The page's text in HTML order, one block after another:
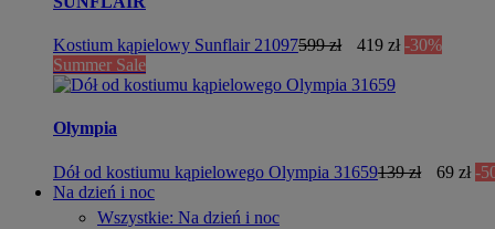
Kostium kąpielowy Sunflair 21097599 zł 419 zł -30%
Summer Sale
Olympia
Dół od kostiumu kąpielowego Olympia 31659139 zł 69 zł -
Na dzień i noc
Wszystkie: Na dzień i noc